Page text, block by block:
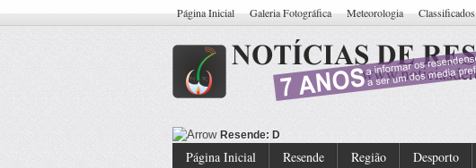
Página Inicial Galeria Fotográfica Meteorologia Classificados
Resende: Detido Cidadão Com Mandado De Deten
Página Inicial Resende Região Desporto